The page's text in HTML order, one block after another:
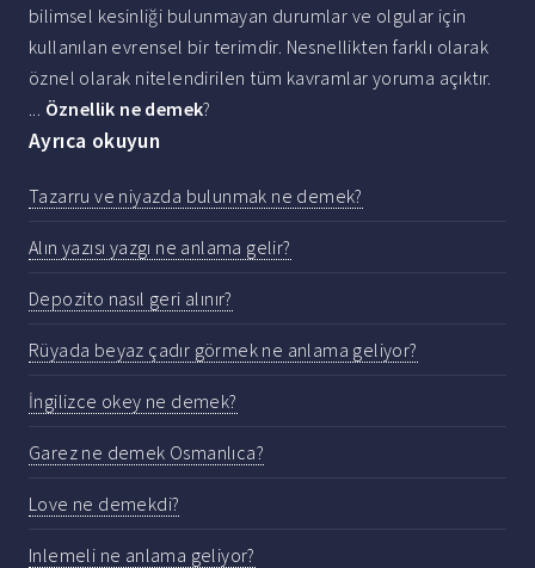
bilimsel kesinliği bulunmayan durumlar ve olgular için
kullanılan evrensel bir terimdir. Nesnellikten farklı olarak
öznel olarak nitelendirilen tüm kavramlar yoruma açıktır.
... Öznellik ne demek?
Ayrıca okuyun
Tazarru ve niyazda bulunmak ne demek?
Alın yazısı yazgı ne anlama gelir?
Depozito nasıl geri alınır?
Rüyada beyaz çadır görmek ne anlama geliyor?
İngilizce okey ne demek?
Garez ne demek Osmanlıca?
Love ne demekdi?
Inlemeli ne anlama geliyor?